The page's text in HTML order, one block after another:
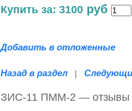
Купить за: 3100 руб
Добавить в отложенные
Назад в раздел |
ЗИС-11 ПММ-2 — отзывы